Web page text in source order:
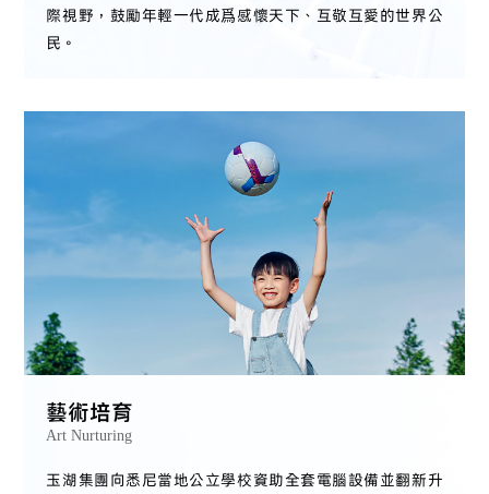
際視野，鼓勵年輕一代成爲感懷天下、互敬互愛的世界公
民。
藝術培育
Art Nurturing
玉湖集團向悉尼當地公立學校資助全套電腦設備並翻新升